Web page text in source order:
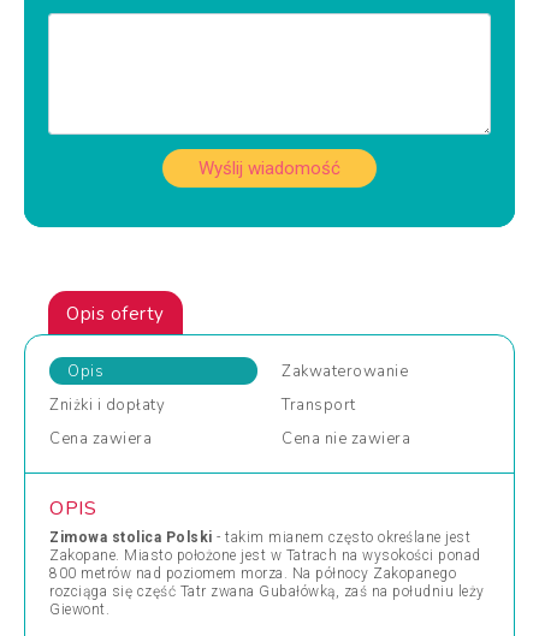
Wyślij wiadomość
Opis oferty
Opis
Zakwaterowanie
Zniżki i dopłaty
Transport
Cena zawiera Cena nie zawiera
OPIS
Zimowa stolica Polski - takim mianem często określane jest
Zakopane. Miasto położone jest w Tatrach na wysokości ponad
800 metrów nad poziomem morza. Na północy Zakopanego
rozciąga się część Tatr zwana Gubałówką, zaś na południu leży
Giewont.